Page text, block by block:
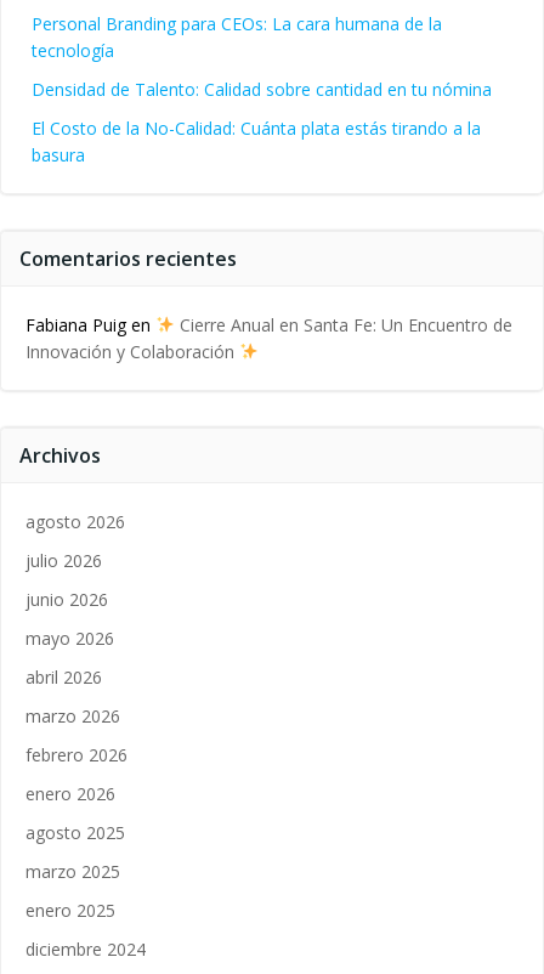
Personal Branding para CEOs: La cara humana de la
tecnología
Densidad de Talento: Calidad sobre cantidad en tu nómina
El Costo de la No-Calidad: Cuánta plata estás tirando a la
basura
Comentarios recientes
Fabiana Puigen
Cierre Anual en Santa Fe: Un Encuentro de
Innovación y Colaboración
Archivos
agosto 2026
julio 2026
junio 2026
mayo 2026
abril 2026
marzo 2026
febrero 2026
enero 2026
agosto 2025
marzo 2025
enero 2025
diciembre 2024